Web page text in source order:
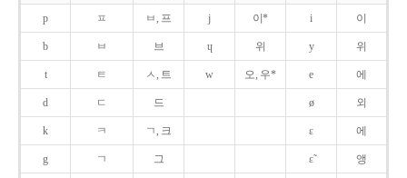
p ㅍ ㅂ, 프 j 이* i 이
b ㅂ 브 ɥ 위 y 위
t ㅌ ㅅ, 트 w 오, 우* e 에
d ㄷ 드 ø 외
k ㅋ ㄱ, 크 ɛ 에
g ㄱ 그 ɛ̃ 앵